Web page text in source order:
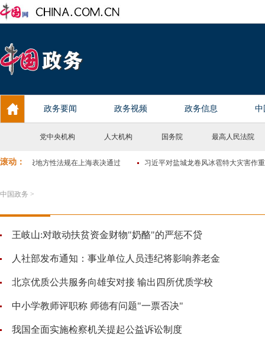
党中央机构 人大机构 国务院 最高人民法院
中国政务 >
王岐山:对敢动扶贫资金财物"奶酪"的严惩不贷
人社部发布通知：事业单位人员违纪将影响养老金
北京优质公共服务向雄安对接 输出四所优质学校
中小学教师评职称 师德有问题"一票否决"
我国全面实施检察机关提起公益诉讼制度